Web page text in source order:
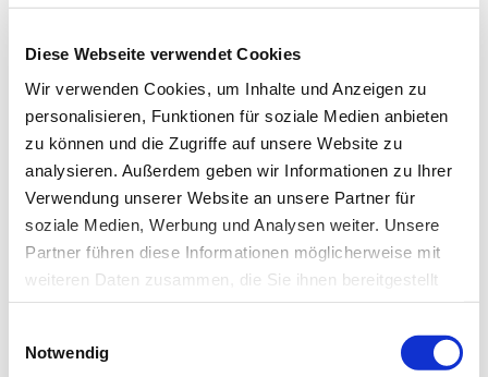
Diese Webseite verwendet Cookies
Wir verwenden Cookies, um Inhalte und Anzeigen zu
personalisieren, Funktionen für soziale Medien anbieten
zu können und die Zugriffe auf unsere Website zu
analysieren. Außerdem geben wir Informationen zu Ihrer
Verwendung unserer Website an unsere Partner für
soziale Medien, Werbung und Analysen weiter. Unsere
Partner führen diese Informationen möglicherweise mit
weiteren Daten zusammen, die Sie ihnen bereitgestellt
haben oder die sie im Rahmen Ihrer Nutzung der Dienste
Notwendig
Newsletter­anmeldung
Bleiben Sie auf dem Laufenden. Der MT-Dialog-
Newsletter informiert Sie jede Woche kostenfrei
über die wichtigsten Branchen-News, aktuelle
Themen und die neusten Stellenangebote.
E-Mail-Adresse
gelesen.*